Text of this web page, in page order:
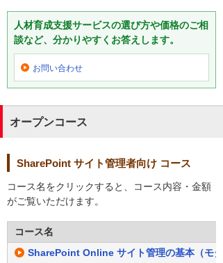
人材育成支援サービスの選び方や価格のご相
談など、分かりやすくお答えします。
お問い合わせ
オープンコース
SharePoint サイト管理者向け コース
コース名をクリックすると、コース内容・金額
がご覧いただけます。
コース名
SharePoint Online サイト管理の基本（モダ